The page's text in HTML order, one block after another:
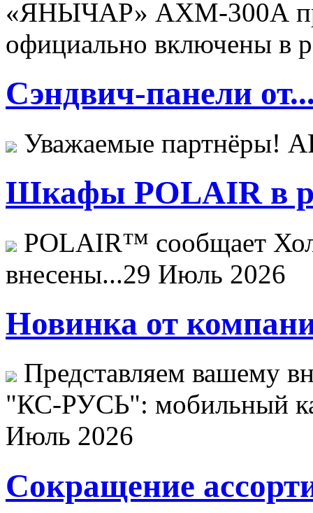
«ЯНЫЧАР» АХМ-300А
официально включены в
Сэндвич-панели
Уважаемые
Шкафы POLAIR в
POLAIR™ сообщает
внесены...29 Июль 2026
Новинка от
Представляем вашему
"КС-РУСЬ": мобильный
Июль 2026
Сокращение